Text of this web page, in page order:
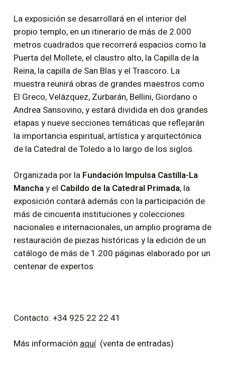
La exposición se desarrollará en el interior del
propio templo, en un itinerario de más de 2.000
metros cuadrados que recorrerá espacios como la
Puerta del Mollete, el claustro alto, la Capilla de la
Reina, la capilla de San Blas y el Trascoro. La
muestra reunirá obras de grandes maestros como
El Greco, Velázquez, Zurbarán, Bellini, Giordano o
Andrea Sansovino, y estará dividida en dos grandes
etapas y nueve secciones temáticas que reflejarán
la importancia espiritual, artística y arquitectónica
de la Catedral de Toledo a lo largo de los siglos.
Organizada por la Fundación Impulsa Castilla-La
Manchay el Cabildo de la Catedral Primada, la
exposición contará además con la participación de
más de cincuenta instituciones y colecciones
nacionales e internacionales, un amplio programa de
restauración de piezas históricas y la edición de un
catálogo de más de 1.200 páginas elaborado por un
centenar de expertos.
Contacto: +34 925 22 22 41
Más informaciónaquí(venta de entradas)